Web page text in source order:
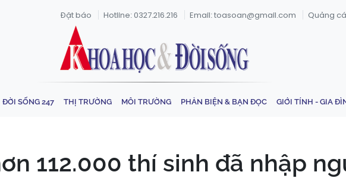
Đặt báo Hotline: 0327.216.216 Email: toasoan@gmail.com Quảng
ĐỜI SỐNG 247 THỊ TRƯỜNG MÔI TRƯỜNG PHẢN BIỆN & BẠN ĐỌC GIỚI TÍNH - GIA
112.000 thí sinh đã nhập